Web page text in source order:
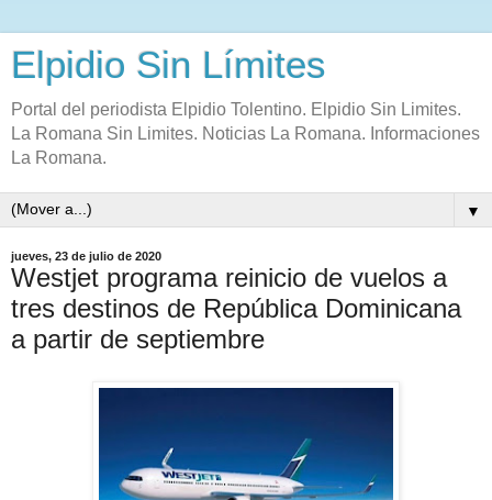
Elpidio Sin Límites
Portal del periodista Elpidio Tolentino. Elpidio Sin Limites.
La Romana Sin Limites. Noticias La Romana. Informaciones
La Romana.
▼
jueves, 23 de julio de 2020
Westjet programa reinicio de vuelos a
tres destinos de República Dominicana
a partir de septiembre